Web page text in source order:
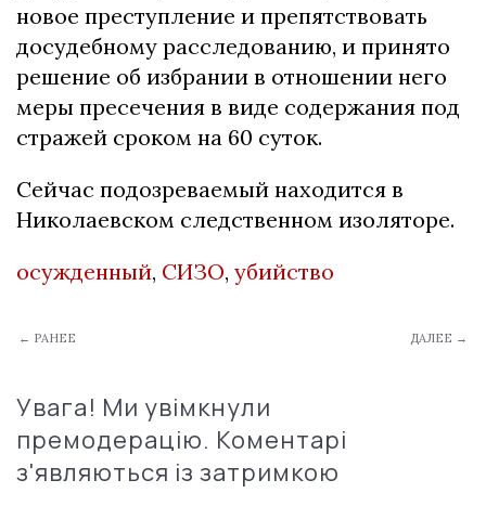
новое преступление и препятствовать
досудебному расследованию, и принято
решение об избрании в отношении него
меры пресечения в виде содержания под
стражей сроком на 60 суток.
Сейчас подозреваемый находится в
Николаевском следственном изоляторе.
осужденный, СИЗО, убийство
← РАНЕЕ ДАЛЕЕ →
Увага! Ми увімкнули
премодерацію. Коментарі
з'являються із затримкою